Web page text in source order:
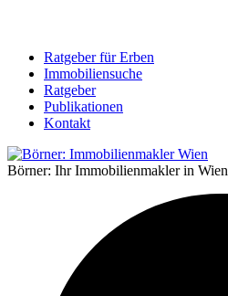
Ratgeber für Erben
Immobiliensuche
Ratgeber
Publikationen
Kontakt
Börner: Ihr Immobilienmakler in Wien